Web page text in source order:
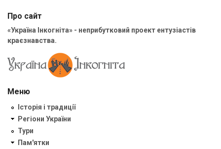
Про сайт
«Україна Інкогніта» - неприбутковий проект ентузіастів
краєзнавства.
Меню
Історія і традиції
Регіони України
Тури
Пам'ятки